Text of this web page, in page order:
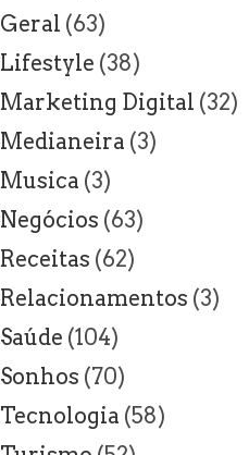
Geral (63)
Lifestyle (38)
Marketing Digital (32)
Medianeira (3)
Musica (3)
Negócios (63)
Receitas (62)
Relacionamentos (3)
Saúde (104)
Sonhos (70)
Tecnologia (58)